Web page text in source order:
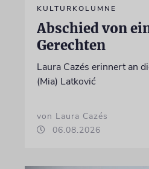
KULTURKOLUMNE
Abschied von
Gerechten
Laura Cazés erinnert an
(Mia) Latković
von Laura Cazés
06.08.2026